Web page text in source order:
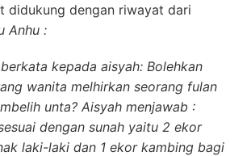
didukung dengan riwayat dari
Anhu :
kepada aisyah: Bolehkan
wanita melhirkan seorang fulan
unta? Aisyah menjawab :
dengan sunah yaitu 2 ekor
laki-laki dan 1 ekor kambing bagi